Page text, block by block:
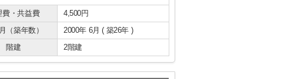
費・共益費
4,500円
（築年数）
2000年 6月 ( 築26年 )
階建 2階建